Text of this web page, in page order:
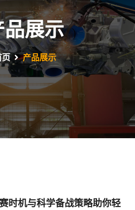
品展示
产品展示
时机与科学备战策略助你轻